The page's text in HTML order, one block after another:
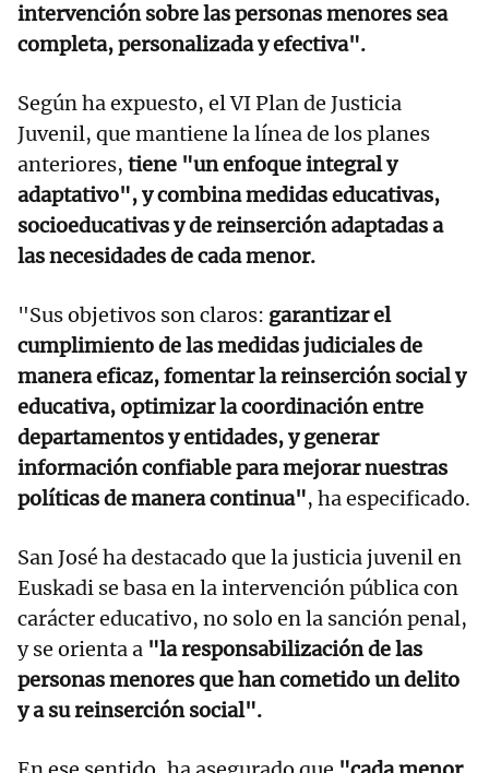
intervención sobre las personas menores sea
completa, personalizada y efectiva".
Según ha expuesto, el VI Plan de Justicia
Juvenil, que mantiene la línea de los planes
anteriores, tiene "un enfoque integral y
adaptativo", y combina medidas educativas,
socioeducativas y de reinserción adaptadas a
las necesidades de cada menor.
"Sus objetivos son claros: garantizar el
cumplimiento de las medidas judiciales de
manera eficaz, fomentar la reinserción social y
educativa, optimizar la coordinación entre
departamentos y entidades, y generar
información confiable para mejorar nuestras
políticas de manera continua", ha especificado.
San José ha destacado que la justicia juvenil en
Euskadi se basa en la intervención pública con
carácter educativo, no solo en la sanción penal,
y se orienta a "la responsabilización de las
personas menores que han cometido un delito
y a su reinserción social".